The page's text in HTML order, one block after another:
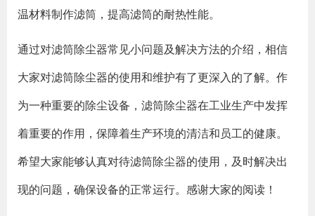
温材料制作滤筒，提高滤筒的耐热性能。
通过对滤筒除尘器常见小问题及解决方法的介绍，相信
大家对滤筒除尘器的使用和维护有了更深入的了解。作
为一种重要的除尘设备，滤筒除尘器在工业生产中发挥
着重要的作用，保障着生产环境的清洁和员工的健康。
希望大家能够认真对待滤筒除尘器的使用，及时解决出
现的问题，确保设备的正常运行。感谢大家的阅读！